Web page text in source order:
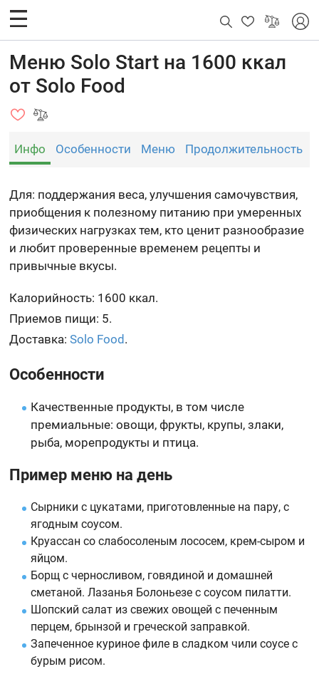
Меню Solo Start на 1600 ккал
от Solo Food
Инфо Особенности Меню Продолжительность
Для: поддержания веса, улучшения самочувствия,
приобщения к полезному питанию при умеренных
физических нагрузках тем, кто ценит разнообразие
и любит проверенные временем рецепты и
привычные вкусы.
Калорийность: 1600 ккал.
Приемов пищи: 5.
Доставка:Solo Food .
Особенности
Качественные продукты, в том числе
премиальные: овощи, фрукты, крупы, злаки,
рыба, морепродукты и птица.
Пример меню на день
Сырники с цукатами, приготовленные на пару, с
ягодным соусом.
Круассан со слабосоленым лососем, крем-сыром и
яйцом.
Борщ с черносливом, говядиной и домашней
сметаной. Лазанья Болоньезе с соусом пилатти.
Шопский салат из свежих овощей с печенным
перцем, брынзой и греческой заправкой.
Запеченное куриное филе в сладком чили соусе с
бурым рисом.